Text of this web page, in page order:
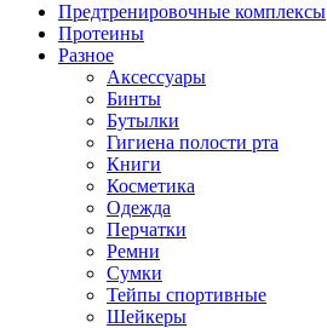
Предтренировочные комплексы
Протеины
Разное
Аксессуары
Бинты
Бутылки
Гигиена полости рта
Книги
Косметика
Одежда
Перчатки
Ремни
Сумки
Тейпы спортивные
Шейкеры